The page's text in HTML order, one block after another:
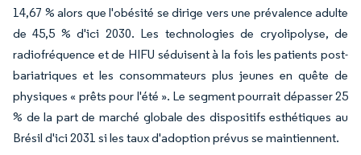
14,67 % alors que l'obésité se dirige vers une prévalence adulte
de 45,5 % d'ici 2030. Les technologies de cryolipolyse, de
radiofréquence et de HIFU séduisent à la fois les patients post-
bariatriques et les consommateurs plus jeunes en quête de
physiques « prêts pour l'été ». Le segment pourrait dépasser 25
% de la part de marché globale des dispositifs esthétiques au
Brésil d'ici 2031 si les taux d'adoption prévus se maintiennent.